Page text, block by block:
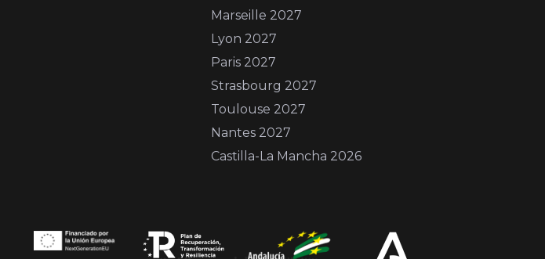
Marseille 2027
Lyon 2027
Paris 2027
Strasbourg 2027
Toulouse 2027
Nantes 2027
Castilla-La Mancha 2026